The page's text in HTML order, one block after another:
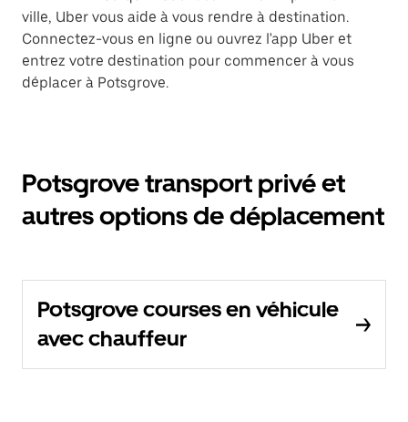
ville, Uber vous aide à vous rendre à destination.
Connectez-vous en ligne ou ouvrez l'app Uber et
entrez votre destination pour commencer à vous
déplacer à Potsgrove.
Potsgrove transport privé et
autres options de déplacement
Potsgrove courses en véhicule
avec chauffeur